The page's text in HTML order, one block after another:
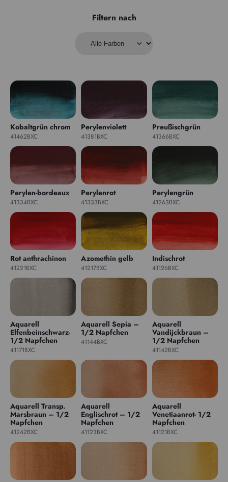
Filtern nach
Kobaltgrün chrom
41462BXC
Perylenviolett
41381BXC
Preußischgrün
41366BXC
Perylen-bordeaux
41334BXC
Perylenrot
41333BXC
Perylengrün
41263BXC
Rot anthrachinon
41221BXC
Azomethin gelb
41217BXC
Indischrot
41126BXC
Aquarell
Elfenbeinschwarz-
1/2 Napfchen
41171BXC
Aquarell Sepia –
1/2 Napfchen
41144BXC
Aquarell
Vandijckbraun –
1/2 Napfchen
41142BXC
Aquarell Transp.
Marsbraun – 1/2
Napfchen
41242BXC
Aquarell
Englischrot – 1/2
Napfchen
41123BXC
Aquarell
Venetiaanrot- 1/2
Napfchen
41121BXC